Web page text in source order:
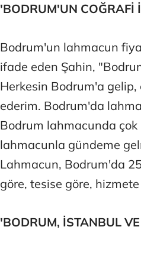
'BODRUM'UN COĞRAFİ
Bodrum'un lahmacun
ifade eden Şahin,
Herkesin Bodrum'a gelip,
ederim. Bodrum'da
Bodrum lahmacunda
lahmacunla gündeme
Lahmacun, Bodrum'da
göre, tesise göre,
'BODRUM, İSTANBUL